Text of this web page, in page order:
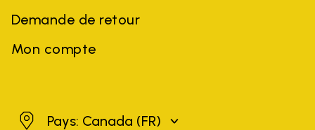
Demande de retour
Mon compte
CanadaPays: Canada (FR)